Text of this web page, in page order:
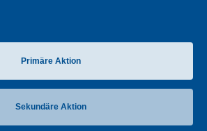
Primäre Aktion
Sekundäre Aktion